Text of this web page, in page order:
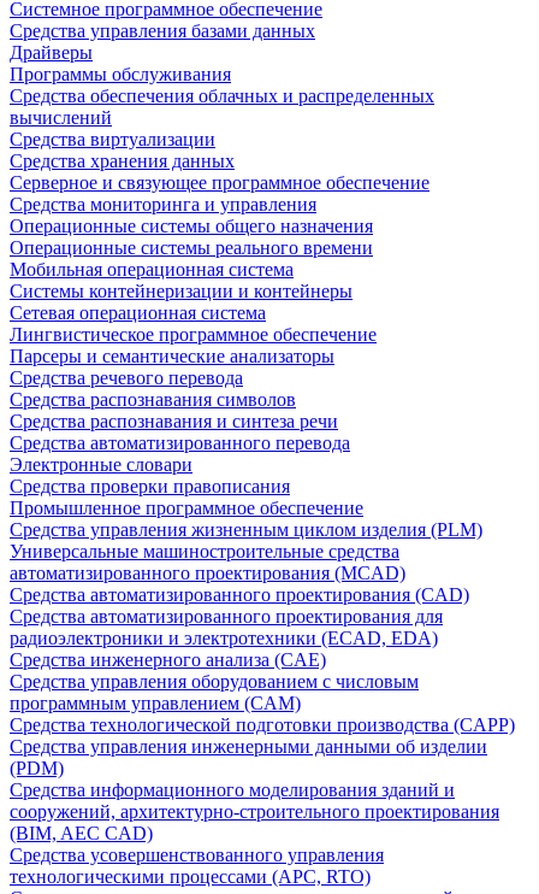
Системное программное обеспечение
Средства управления базами данных
Драйверы
Программы обслуживания
Средства обеспечения облачных и распределенных
вычислений
Средства виртуализации
Средства хранения данных
Серверное и связующее программное обеспечение
Средства мониторинга и управления
Операционные системы общего назначения
Операционные системы реального времени
Мобильная операционная система
Системы контейнеризации и контейнеры
Сетевая операционная система
Лингвистическое программное обеспечение
Парсеры и семантические анализаторы
Средства речевого перевода
Средства распознавания символов
Средства распознавания и синтеза речи
Средства автоматизированного перевода
Электронные словари
Средства проверки правописания
Промышленное программное обеспечение
Средства управления жизненным циклом изделия (PLM)
Универсальные машиностроительные средства
автоматизированного проектирования (MCAD)
Средства автоматизированного проектирования (CAD)
Средства автоматизированного проектирования для
радиоэлектроники и электротехники (ECAD, EDA)
Средства инженерного анализа (CAE)
Средства управления оборудованием с числовым
программным управлением (CAM)
Средства технологической подготовки производства (CAPP)
Средства управления инженерными данными об изделии
(PDM)
Средства информационного моделирования зданий и
сооружений, архитектурно-строительного проектирования
(BIM, AEC CAD)
Средства усовершенствованного управления
технологическими процессами (APC, RTO)